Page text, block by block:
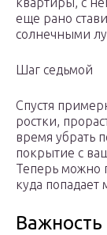
еще рано
солнечными
Шаг седьмой
Спустя
ростки,
время убрать
покрытие с
Теперь можно
куда попадает